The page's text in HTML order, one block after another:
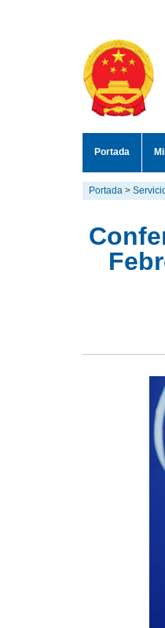
Portada
Portada >